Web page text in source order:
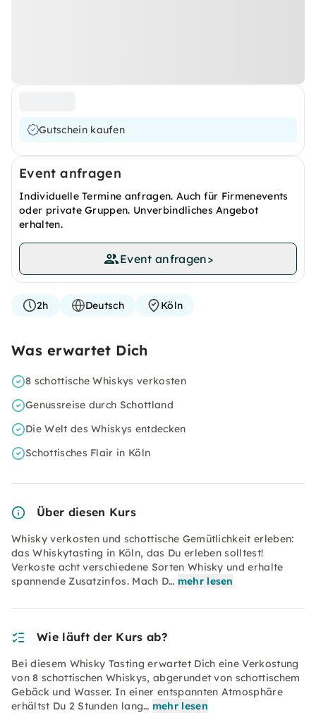
Gutschein kaufen
Event anfragen
Individuelle Termine anfragen. Auch für Firmenevents
oder private Gruppen. Unverbindliches Angebot
erhalten.
Event anfragen>
2h Deutsch Köln
Was erwartet Dich
8 schottische Whiskys verkosten
Genussreise durch Schottland
Die Welt des Whiskys entdecken
Schottisches Flair in Köln
Über diesen Kurs
Whisky verkosten und schottische Gemütlichkeit erleben:
das Whiskytasting in Köln, das Du erleben solltest!
Verkoste acht verschiedene Sorten Whisky und erhalte
spannende Zusatzinfos. Mach D… mehr lesen
Wie läuft der Kurs ab?
Bei diesem Whisky Tasting erwartet Dich eine Verkostung
von 8 schottischen Whiskys, abgerundet von schottischem
Gebäck und Wasser. In einer entspannten Atmosphäre
erhältst Du 2 Stunden lang… mehr lesen